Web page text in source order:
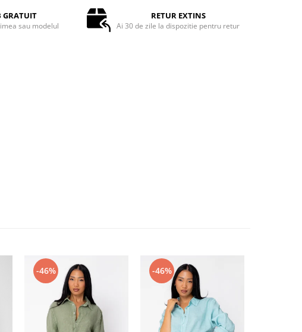
GRATUIT
sau modelul
RETUR EXTINS
Ai 30 de zile la dispozitie pentru retur
-46% -46%